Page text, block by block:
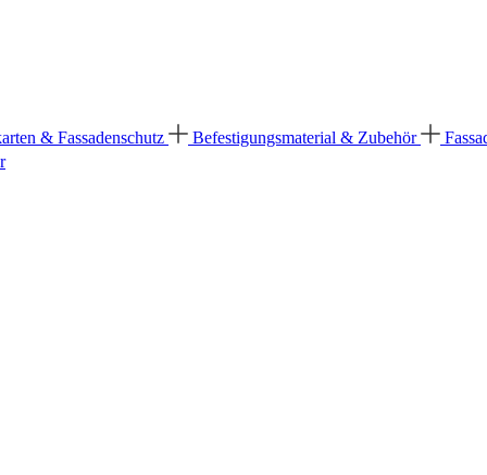
& Fassadenschutz Befestigungsmaterial & Zubehör